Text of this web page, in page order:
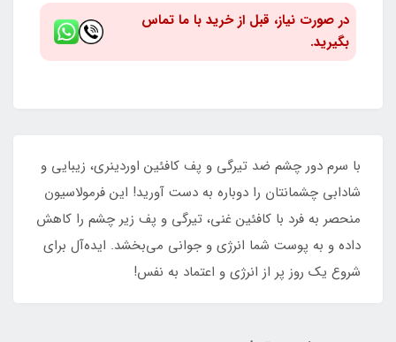
در صورت نیاز، قبل از خرید با ما تماس
بگیرید.
با سرم دور چشم ضد تیرگی و پف کافئین اوردینری، زیبایی و
شادابی چشمانتان را دوباره به دست آورید! این فرمولاسیون
منحصر به فرد با کافئین غنی، تیرگی و پف زیر چشم را کاهش
داده و به پوست شما انرژی و جوانی می‌بخشد. ایده‌آل برای
شروع یک روز پر از انرژی و اعتماد به نفس!